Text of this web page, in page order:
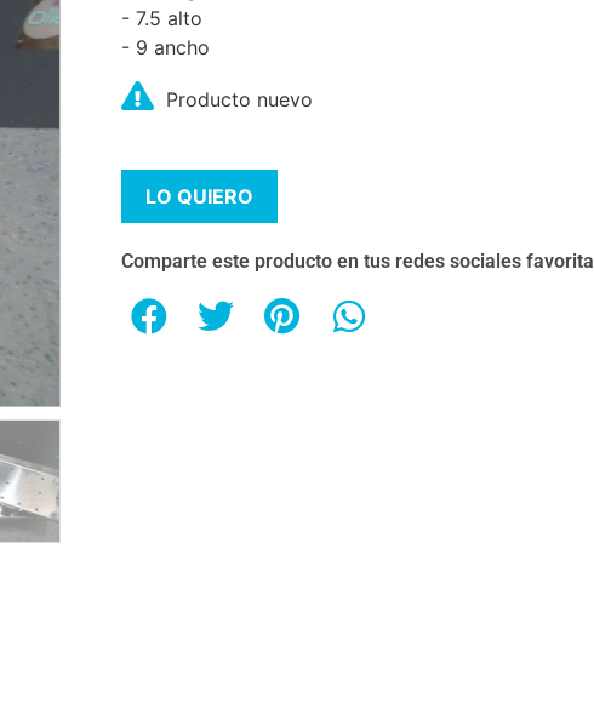
- 7.5 alto
- 9 ancho
Producto nuevo
LO QUIERO
Comparte este producto en tus redes sociales